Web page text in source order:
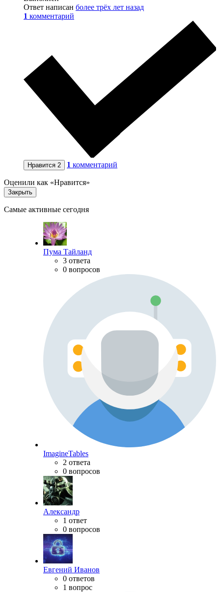
Ответ написан более трёх лет назад
1 комментарий
Нравится 2 1 комментарий
Оценили как «Нравится»
Закрыть
Самые активные сегодня
Пума Тайланд
3 ответа
0 вопросов
ImagineTables
2 ответа
0 вопросов
Александр
1 ответ
0 вопросов
Евгений Иванов
0 ответов
1 вопрос